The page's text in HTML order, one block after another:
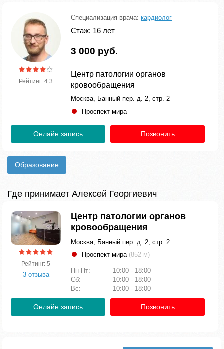
Рейтинг: 4.3
Специализация врача: кардиолог
Стаж: 16 лет
3 000 руб.
Центр патологии органов
кровообращения
Москва, Банный пер. д. 2, стр. 2
Проспект мира
Онлайн запись Позвонить
Образование
Где принимает Алексей Георгиевич
Рейтинг: 5
3 отзыва
Центр патологии органов
кровообращения
Москва, Банный пер. д. 2, стр. 2
Проспект мира (852 м)
Пн-Пт:
10:00 - 18:00
Сб:
10:00 - 18:00
Вс:
10:00 - 18:00
Онлайн запись Позвонить